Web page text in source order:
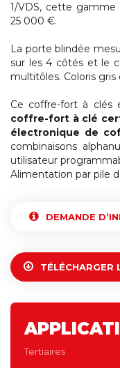
1/VDS, cette gamme
25 000 €.
La porte blindée
sur les 4 côtés et le
multitôles. Coloris gris
Ce coffre-fort à clés
coffre-fort à clé
électronique de
combinaisons
utilisateur
Alimentation par pile
DEMANDE
TÉLÉCHARGER
Tertiaires